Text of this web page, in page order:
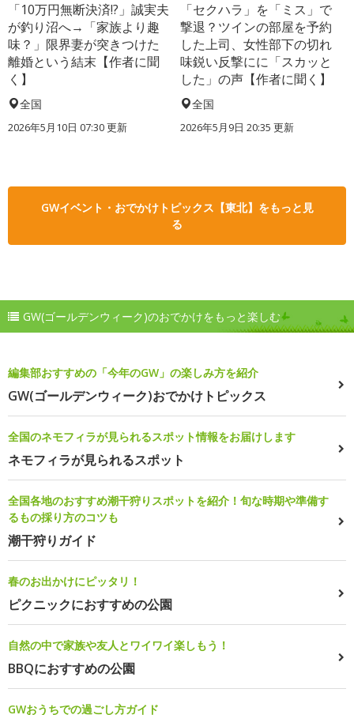
「10万円無断決済!?」誠実夫
が釣り沼へ→「家族より趣
味？」限界妻が突きつけた
離婚という結末【作者に聞
く】
全国
2026年5月10日 07:30 更新
「セクハラ」を「ミス」で
撃退？ツインの部屋を予約
した上司、女性部下の切れ
味鋭い反撃にに「スカッと
した」の声【作者に聞く】
全国
2026年5月9日 20:35 更新
GWイベント・おでかけトピックス【東北】をもっと見
る
GW(ゴールデンウィーク)のおでかけをもっと楽しむ
編集部おすすめの「今年のGW」の楽しみ方を紹介
GW(ゴールデンウィーク)おでかけトピックス
全国のネモフィラが見られるスポット情報をお届けします
ネモフィラが見られるスポット
全国各地のおすすめ潮干狩りスポットを紹介！旬な時期や準備す
るもの採り方のコツも
潮干狩りガイド
春のお出かけにピッタリ！
ピクニックにおすすめの公園
自然の中で家族や友人とワイワイ楽しもう！
BBQにおすすめの公園
GWおうちでの過ごし方ガイド